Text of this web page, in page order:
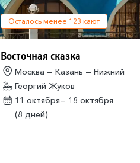
Осталось менее 123 кают
Восточная сказка
Москва — Казань — Нижний
Георгий Жуков
11 октября— 18 октября
(8 дней)